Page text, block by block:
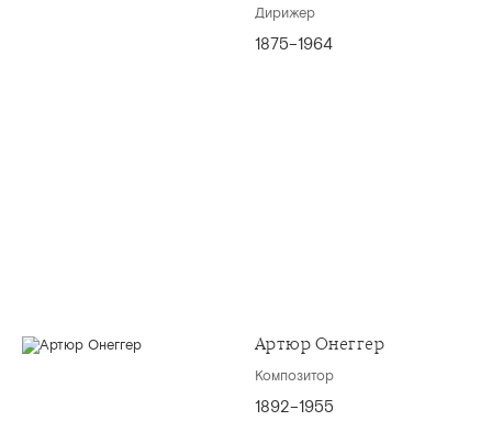
Дирижер
1875–1964
Артюр Онеггер
Композитор
1892–1955